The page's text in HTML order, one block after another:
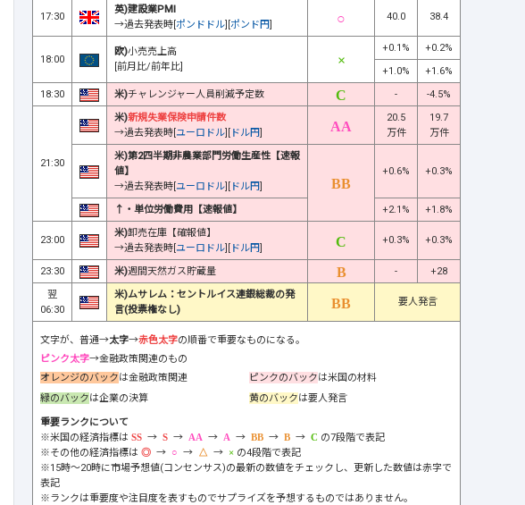
17:30
英)建設業PMI
→過去発表時[ポンドドル][ポンド円]
40.0 38.4
18:00
欧)小売売上高
[前月比/前年比]
+0.1%
+0.2%
+1.0%
+1.6%
18:30
米)チャレンジャー人員削減予定数 - -4.5%
21:30
米)新規失業保険申請件数
→過去発表時[ユーロドル][ ドル円]
20.5
万件
19.7
万件
米)第2四半期非農業部門労働生産性【速報
値】
→過去発表時[ユーロドル][ ドル円]
+0.6% +0.3%
↑・単位労働費用【速報値】 +2.1% +1.8%
23:00
米)卸売在庫【確報値】
→過去発表時[ユーロドル][ ドル円]
+0.3% +0.3%
23:30 米)週間天然ガス貯蔵量 -
+28
翌
06:30
米)ムサレム：セントルイス連銀総裁の発
言(投票権なし)
要人発言
文字が、普通→太字→赤色太字の順番で重要なものになる。
ピンク太字→金融政策関連のもの
オレンジのバックは金融政策関連 ピンクのバックは米国の材料
緑のバックは企業の決算 黄のバックは要人発言
重要ランクについて
※米国の経済指標は
→ → → → → →
の7段階で表記
※その他の経済指標は
→ → →
の4段階で表記
※15時～20時に市場予想値(コンセンサス)の最新の数値をチェックし、更新した数値は赤字で
表記
※ランクは重要度や注目度を表すものでサプライズを予想するものではありません。